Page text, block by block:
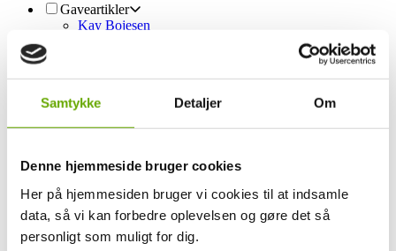
Samtykke Detaljer Om
Denne hjemmeside bruger cookies
Her på hjemmesiden bruger vi cookies til at indsamle
data, så vi kan forbedre oplevelsen og gøre det så
personligt som muligt for dig.
Gaveartikler
Kay Bojesen
Cooee Design
KIDS by FRIIS
Maileg
Design by Valesi
Deluxe Homeart
House of Sander